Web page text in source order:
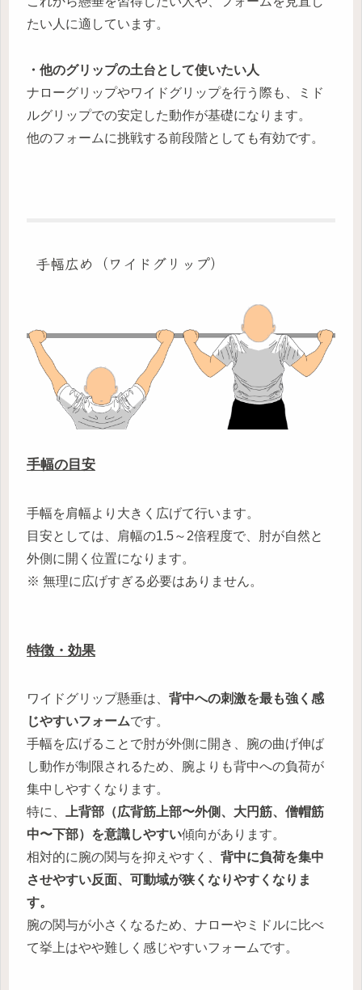
たい人に適しています。
・他のグリップの土台として使いたい人
ナローグリップやワイドグリップを行う際も、ミド
ルグリップでの安定した動作が基礎になります。
他のフォームに挑戦する前段階としても有効です。
手幅広め（ワイドグリップ）
手幅の目安
手幅を肩幅より大きく広げて行います。
目安としては、肩幅の1.5～2倍程度で、肘が自然と
外側に開く位置になります。
※ 無理に広げすぎる必要はありません。
特徴・効果
ワイドグリップ懸垂は、 背中への刺激を最も強く感
じやすいフォームです。
手幅を広げることで肘が外側に開き、腕の曲げ伸ば
し動作が制限されるため、腕よりも背中への負荷が
集中しやすくなります。
特に、
上背部（広背筋上部〜外側、大円筋、僧帽筋
中〜下部）を意識しやすい傾向があります。
相対的に腕の関与を抑えやすく、 背中に負荷を集中
させやすい反面、可動域が狭くなりやすくなりま
す。
腕の関与が小さくなるため、ナローやミドルに比べ
て挙上はやや難しく感じやすいフォームです。